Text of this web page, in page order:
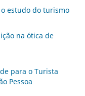
estudo do turismo
na ótica de
para o Turista
Pessoa